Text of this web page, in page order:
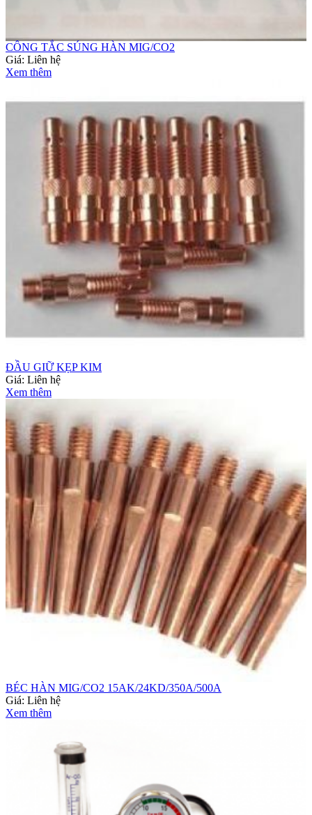
CÔNG TẮC SÚNG HÀN MIG/CO2
Giá: Liên hệ
Xem thêm
ĐẦU GIỮ KẸP KIM
Giá: Liên hệ
Xem thêm
BÉC HÀN MIG/CO2 15AK/24KD/350A/500A
Giá: Liên hệ
Xem thêm